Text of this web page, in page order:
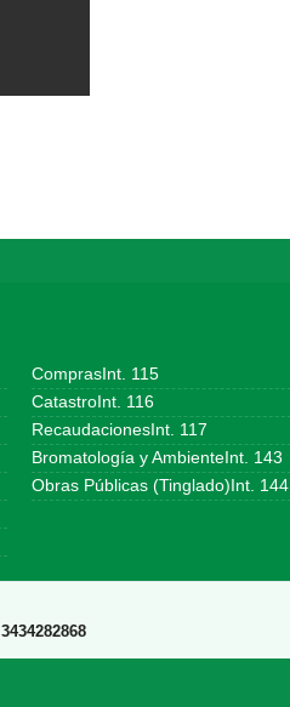
ComprasInt. 115
CatastroInt. 116
RecaudacionesInt. 117
Bromatología y AmbienteInt. 143
Obras Públicas (Tinglado)Int. 144
3434282868